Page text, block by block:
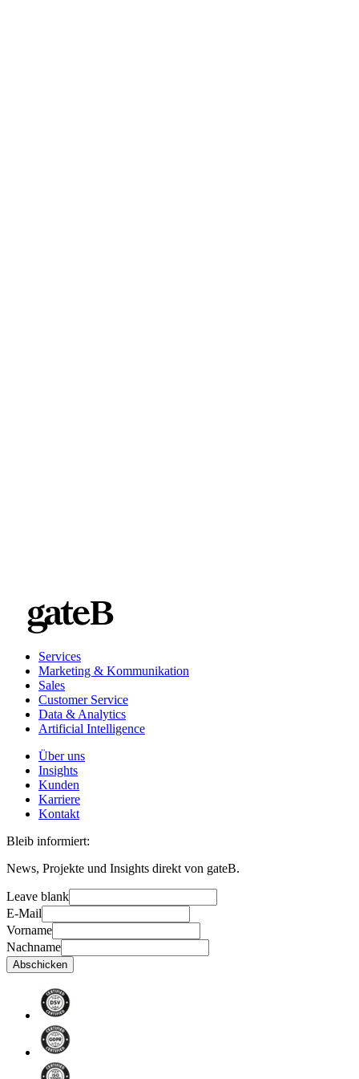
Services
Marketing & Kommunikation
Sales
Customer Service
Data & Analytics
Artificial Intelligence
Über uns
Insights
Kunden
Karriere
Kontakt
Bleib informiert:
News, Projekte und Insights direkt von gateB.
Leave blank
E-Mail
Vorname
Nachname
Abschicken